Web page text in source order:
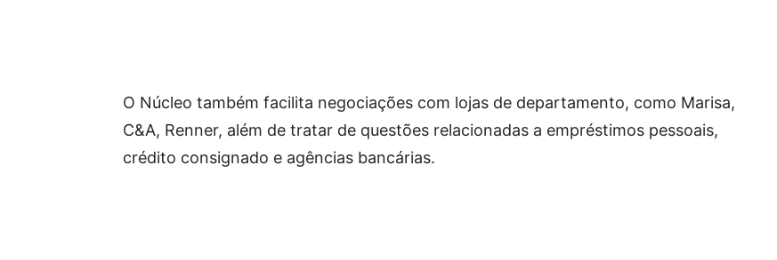
O Núcleo também facilita negociações com lojas de departamento, como Marisa,
C&A, Renner, além de tratar de questões relacionadas a empréstimos pessoais,
crédito consignado e agências bancárias.